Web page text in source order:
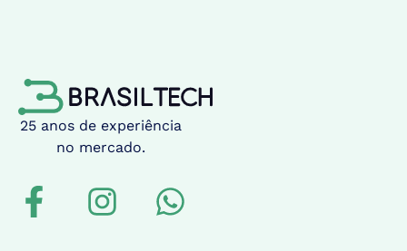
25 anos de experiência
no mercado.